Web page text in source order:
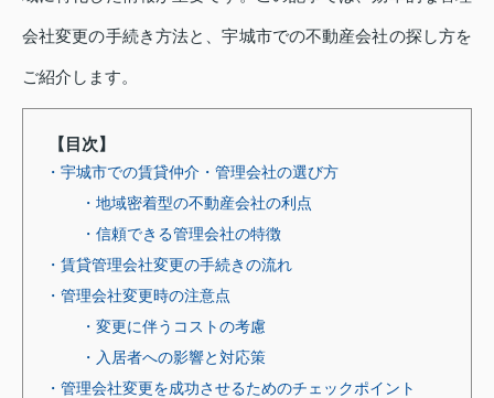
会社変更の手続き方法と、宇城市での不動産会社の探し方を
ご紹介します。
【目次】
・宇城市での賃貸仲介・管理会社の選び方
・地域密着型の不動産会社の利点
・信頼できる管理会社の特徴
・賃貸管理会社変更の手続きの流れ
・管理会社変更時の注意点
・変更に伴うコストの考慮
・入居者への影響と対応策
・管理会社変更を成功させるためのチェックポイント